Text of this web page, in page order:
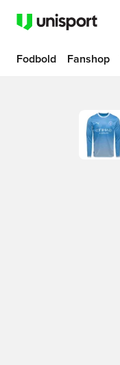
Fodbold Fanshop